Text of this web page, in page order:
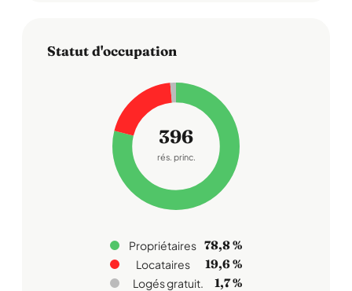
Statut d'occupation
396
rés. princ.
Propriétaires 78,8 %
Locataires 19,6 %
Logés gratuit. 1,7 %